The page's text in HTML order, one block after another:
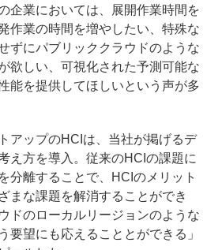
企業においては、展開作業時間を
作業の時間を増やしたい、特殊な
ずにパブリッククラウドのような
欲しい、可視化された予測可能な
能を提供してほしいという声が多
アップのHCIは、当社が掲げるデ
え方を導入。従来のHCIの課題に
分離することで、HCIのメリット
まな課題を解消することができ
ドのローカルリージョンのような
要望にも応えることとができる」